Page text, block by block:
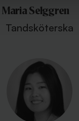
Maria Selggren
Tandsköterska